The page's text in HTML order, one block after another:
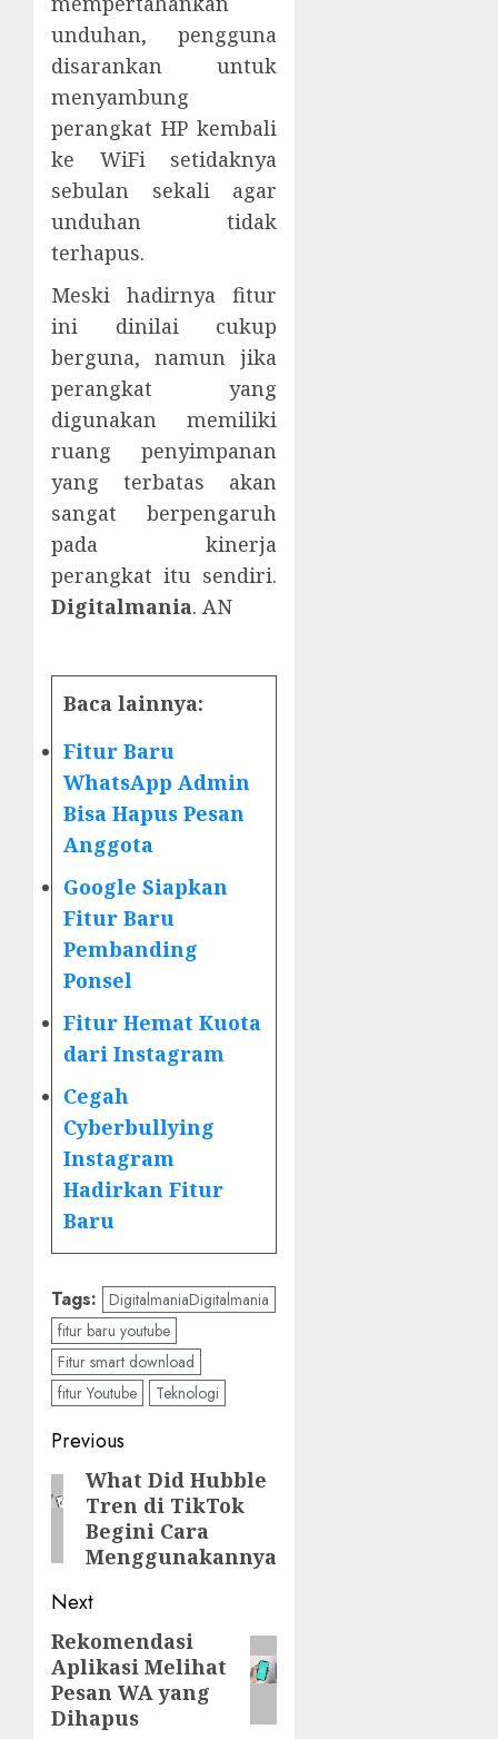
unduhan, pengguna
disarankan untuk
menyambung
perangkat HP kembali
ke WiFi setidaknya
sebulan sekali agar
unduhan tidak
terhapus.
Meski hadirnya fitur
ini dinilai cukup
berguna, namun jika
perangkat yang
digunakan memiliki
ruang penyimpanan
yang terbatas akan
sangat berpengaruh
pada kinerja
perangkat itu sendiri.
Digitalmania. AN
Baca lainnya:
Fitur Baru
WhatsApp Admin
Bisa Hapus Pesan
Anggota
Google Siapkan
Fitur Baru
Pembanding
Ponsel
Fitur Hemat Kuota
dari Instagram
Cegah
Cyberbullying
Instagram
Hadirkan Fitur
Baru
Tags: DigitalmaniaDigitalmania
fitur baru youtube
Fitur smart download
fitur Youtube
Teknologi
Post
navigation
Previous
Previous
post:
What Did Hubble
Tren di TikTok
Begini Cara
Menggunakannya
Next
Next
post:
Rekomendasi
Aplikasi Melihat
Pesan WA yang
Dihapus